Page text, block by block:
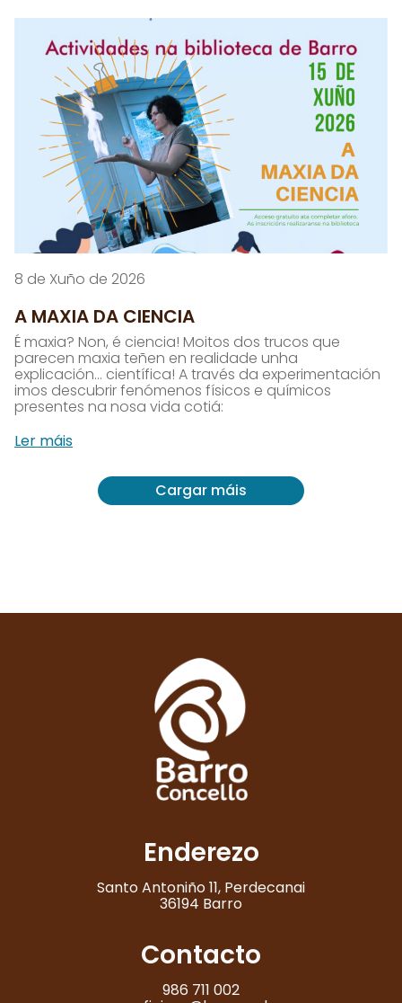
8 de Xuño de 2026
A MAXIA DA CIENCIA
É maxia? Non, é ciencia! Moitos dos trucos que
parecen maxia teñen en realidade unha
explicación… científica! A través da experimentación
imos descubrir fenómenos físicos e químicos
presentes na nosa vida cotiá:
Ler máis
Cargar máis
Enderezo
Santo Antoniño 11, Perdecanai
36194 Barro
Contacto
986 711 002